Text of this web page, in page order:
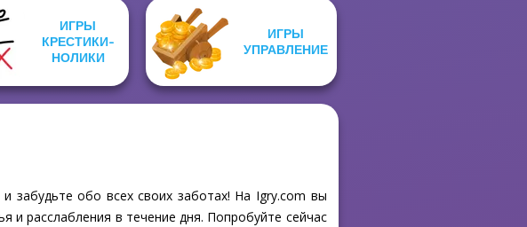
ИГРЫ
КРЕСТИКИ-
НОЛИКИ
ИГРЫ
УПРАВЛЕНИЕ
забудьте обо всех своих заботах! На Igry.com вы
расслабления в течение дня. Попробуйте сейчас